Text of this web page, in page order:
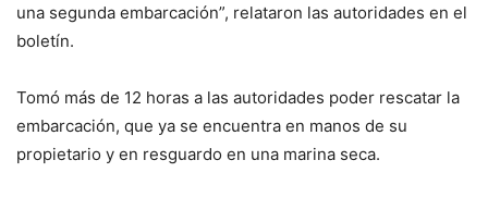
una segunda embarcación”, relataron las autoridades en el
boletín.
Tomó más de 12 horas a las autoridades poder rescatar la
embarcación, que ya se encuentra en manos de su
propietario y en resguardo en una marina seca.